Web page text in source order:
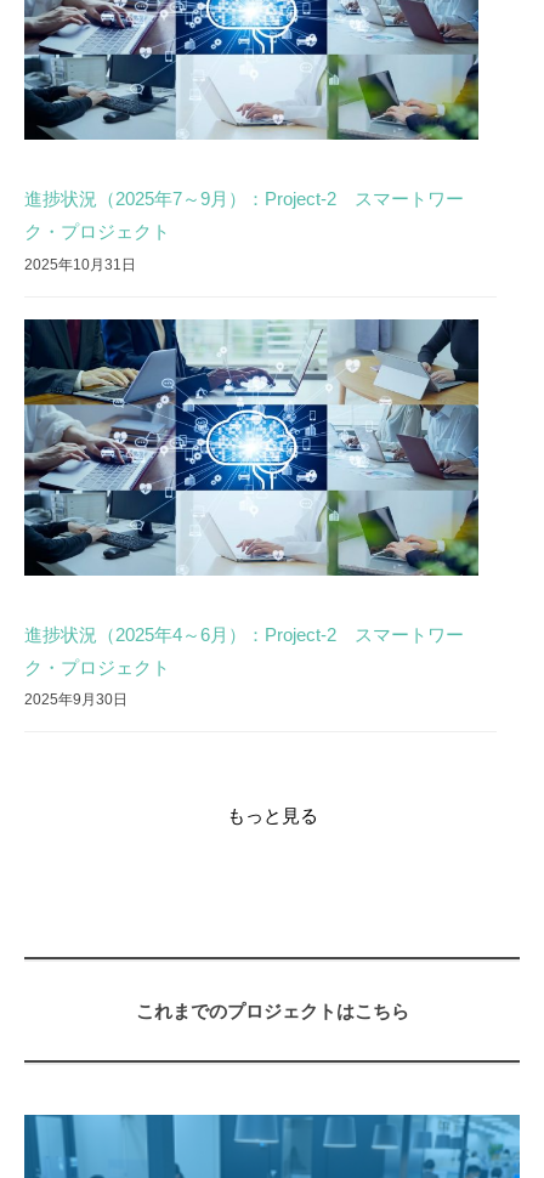
進捗状況（2025年7～9月）：Project-2 スマートワー
ク・プロジェクト
2025年10月31日
進捗状況（2025年4～6月）：Project-2 スマートワー
ク・プロジェクト
2025年9月30日
もっと見る
これまでのプロジェクトはこちら